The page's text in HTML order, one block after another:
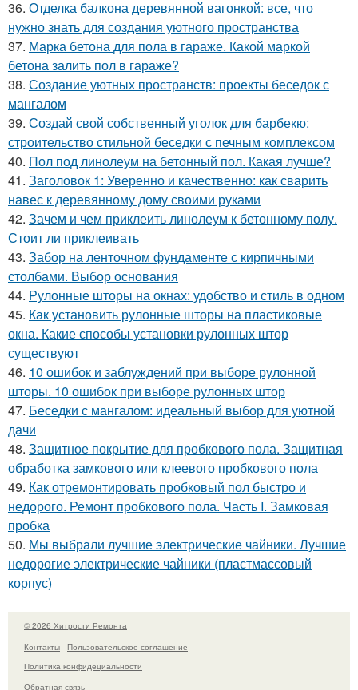
36. Отделка балкона деревянной вагонкой: все, что
нужно знать для создания уютного пространства
37. Марка бетона для пола в гараже. Какой маркой
бетона залить пол в гараже?
38. Создание уютных пространств: проекты беседок с
мангалом
39. Создай свой собственный уголок для барбекю:
строительство стильной беседки с печным комплексом
40. Пол под линолеум на бетонный пол. Какая лучше?
41. Заголовок 1: Уверенно и качественно: как сварить
навес к деревянному дому своими руками
42. Зачем и чем приклеить линолеум к бетонному полу.
Стоит ли приклеивать
43. Забор на ленточном фундаменте с кирпичными
столбами. Выбор основания
44. Рулонные шторы на окнах: удобство и стиль в одном
45. Как установить рулонные шторы на пластиковые
окна. Какие способы установки рулонных штор
существуют
46. 10 ошибок и заблуждений при выборе рулонной
шторы. 10 ошибок при выборе рулонных штор
47. Беседки с мангалом: идеальный выбор для уютной
дачи
48. Защитное покрытие для пробкового пола. Защитная
обработка замкового или клеевого пробкового пола
49. Как отремонтировать пробковый пол быстро и
недорого. Ремонт пробкового пола. Часть I. Замковая
пробка
50. Мы выбрали лучшие электрические чайники. Лучшие
недорогие электрические чайники (пластмассовый
корпус)
© 2026 Хитрости Ремонта
Контакты
Пользовательское соглашение
Политика конфидециальности
Обратная связь